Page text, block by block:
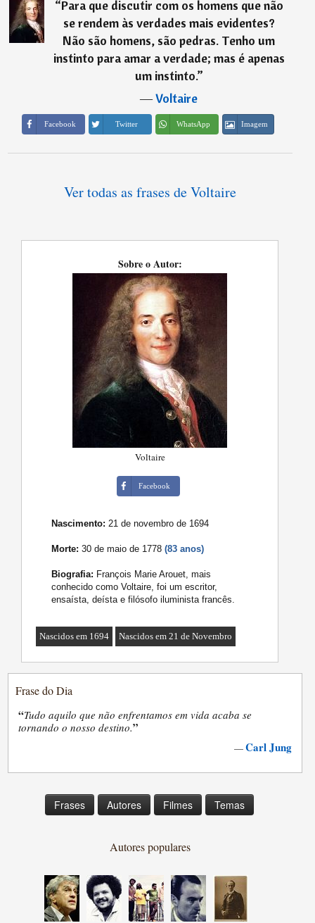
“Para que discutir com os homens que não
se rendem às verdades mais evidentes?
Não são homens, são pedras. Tenho um
instinto para amar a verdade; mas é apenas
um instinto.”
―Voltaire
Facebook Twitter WhatsApp Imagem
Ver todas as frases de Voltaire
Sobre o Autor:
Voltaire
Facebook
Nascimento: 21 de novembro de 1694
Morte: 30 de maio de 1778(83 anos)
Biografia: François Marie Arouet, mais
conhecido como Voltaire, foi um escritor,
ensaísta, deísta e filósofo iluminista francês.
Nascidos em 1694 Nascidos em 21 de Novembro
Frase do Dia
“Tudo aquilo que não enfrentamos em vida acaba se
tornando o nosso destino.”
—Carl Jung
Frases Autores Filmes Temas
Autores populares